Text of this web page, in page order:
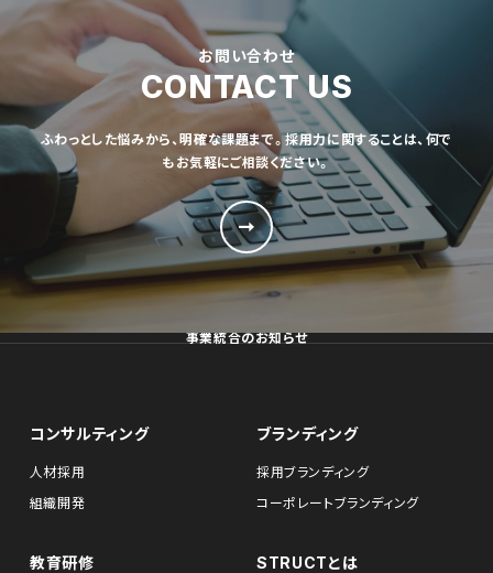
お問い合わせ
CONTACT US
ふわっとした悩みから、明確な課題まで。採用力に関することは、何で
もお気軽にご相談ください。
事業統合のお知らせ
コンサルティング
人材採用
組織開発
ブランディング
採用ブランディング
コーポレートブランディング
教育研修 STRUCTとは